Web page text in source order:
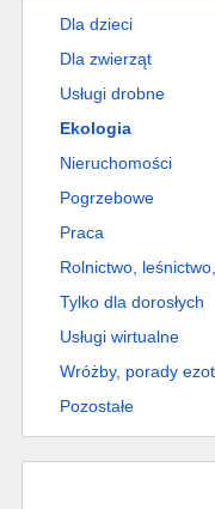
Dla dzieci
Dla zwierząt
Usługi drobne
Ekologia
Nieruchomości
Pogrzebowe
Praca
Rolnictwo,
Tylko dla dorosłych
Usługi wirtualne
Wróżby, porady
Pozostałe